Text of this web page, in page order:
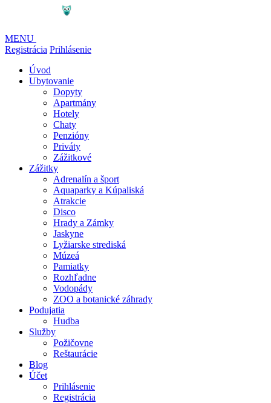
MENU
Registrácia Prihlásenie
Úvod
Ubytovanie
Dopyty
Apartmány
Hotely
Chaty
Penzióny
Priváty
Zážitkové
Zážitky
Adrenalín a šport
Aquaparky a Kúpaliská
Atrakcie
Disco
Hrady a Zámky
Jaskyne
Lyžiarske strediská
Múzeá
Pamiatky
Rozhľadne
Vodopády
ZOO a botanické záhrady
Podujatia
Hudba
Služby
Požičovne
Reštaurácie
Blog
Účet
Prihlásenie
Registrácia